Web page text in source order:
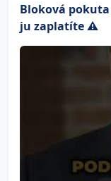
Bloková pokuta
ju zaplatíte ⚠️